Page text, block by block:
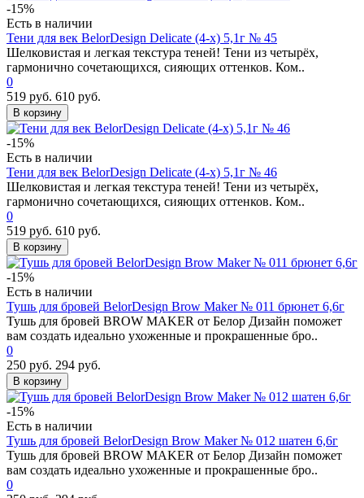
-15%
Есть в наличии
Тени для век BelorDesign Delicate (4-х) 5,1г № 45
Шелковистая и легкая текстура теней! Тени из четырёх,
гармонично сочетающихся, сияющих оттенков. Ком..
0
519 руб. 610 руб.
В корзину
-15%
Есть в наличии
Тени для век BelorDesign Delicate (4-х) 5,1г № 46
Шелковистая и легкая текстура теней! Тени из четырёх,
гармонично сочетающихся, сияющих оттенков. Ком..
0
519 руб. 610 руб.
В корзину
-15%
Есть в наличии
Тушь для бровей BelorDesign Brow Maker № 011 брюнет 6,6г
Тушь для бровей BROW MAKER от Белор Дизайн поможет
вам создать идеально ухоженные и прокрашенные бро..
0
250 руб. 294 руб.
В корзину
-15%
Есть в наличии
Тушь для бровей BelorDesign Brow Maker № 012 шатен 6,6г
Тушь для бровей BROW MAKER от Белор Дизайн поможет
вам создать идеально ухоженные и прокрашенные бро..
0